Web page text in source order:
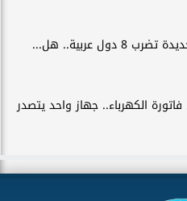
8 دول عربية.. هل...
الكهرباء.. جهاز واحد يتصدر